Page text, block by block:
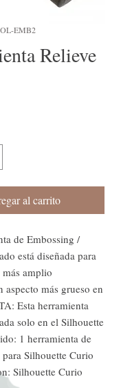
EMB2
Relieve
al carrito
de Embossing /
está diseñada para
amplio
aspecto más grueso en
Esta herramienta
solo en el Silhouette
1 herramienta de
Silhouette Curio
Silhouette Curio